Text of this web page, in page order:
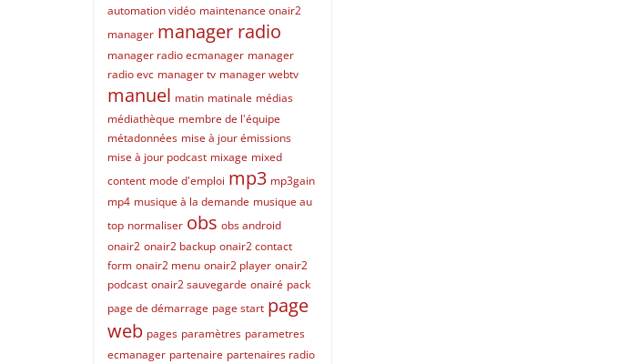
automation vidéo maintenance onair2
manager manager radio
manager radio ecmanager manager
radio evc manager tv manager webtv
manuel matin matinale médias
médiathèque membre de l'équipe
métadonnées mise à jour émissions
mise à jour podcast mixage mixed
content mode d'emploi mp3 mp3gain
mp4 musique à la demande musique au
top normaliser obs obs android
onair2 onair2 backup onair2 contact
form onair2 menu onair2 player onair2
podcast onair2 sauvegarde onairé pack
page de démarrage page start page
web pages paramètres parametres
ecmanager partenaire partenaires radio